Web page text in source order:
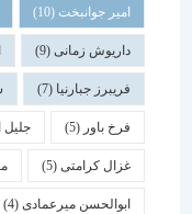
امیر جوانبخت(10) یزدان
داریوش زمانی(9) ایرج
فریبرز جبارنیا(7) سیروس
فرخ باور(5) جلیل اولیاء(5)
غزال کرامتی(5) محمد
ابوالحسن میرعمادی(4)